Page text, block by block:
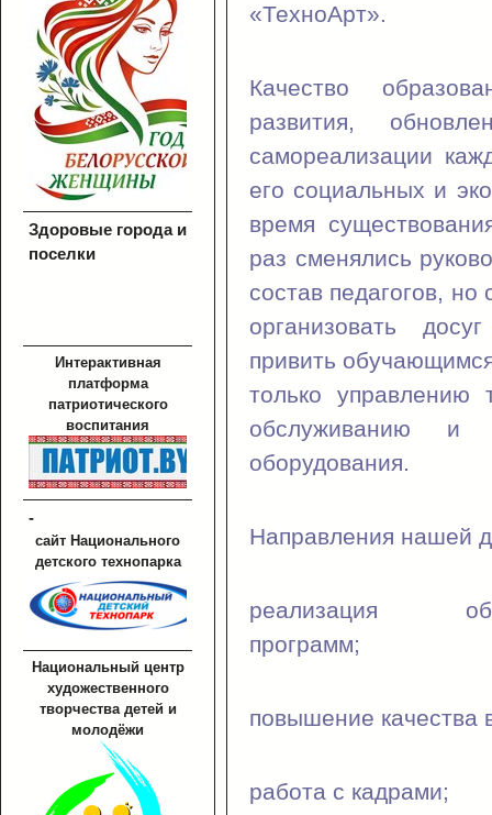
Здоровые города и
поселки
Интерактивная
платформа
патриотического
воспитания
-
сайт Национального
детского технопарка
Национальный центр
художественного
творчества детей и
молодёжи
«ТехноАрт».
Качество
развития,
самореализации
его социальных и
время
раз сменялись
состав педагогов,
организовать
привить
только управлению
обслуживанию и
оборудования.
Направления нашей
реализация
программ;
повышение качества
работа с кадрами;